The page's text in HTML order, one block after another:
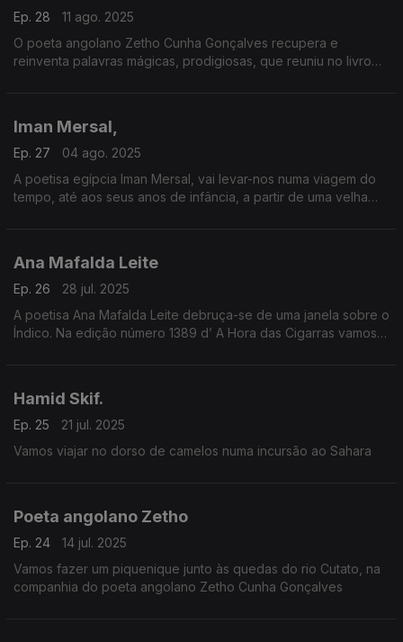
Ep. 28
11 ago. 2025
O poeta angolano Zetho Cunha Gonçalves recupera e
reinventa palavras mágicas, prodigiosas, que reuniu no livro
Iman Mersal,
Ep. 27
04 ago. 2025
A poetisa egípcia Iman Mersal, vai levar-nos numa viagem do
tempo, até aos seus anos de infância, a partir de uma velha
Ana Mafalda Leite
Ep. 26
28 jul. 2025
A poetisa Ana Mafalda Leite debruça-se de uma janela sobre o
Índico. Na edição número 1389 d’ A Hora das Cigarras vamos
Hamid Skif.
Ep. 25
21 jul. 2025
Vamos viajar no dorso de camelos numa incursão ao Sahara
Poeta angolano Zetho
Ep. 24
14 jul. 2025
Vamos fazer um piquenique junto às quedas do rio Cutato, na
companhia do poeta angolano Zetho Cunha Gonçalves